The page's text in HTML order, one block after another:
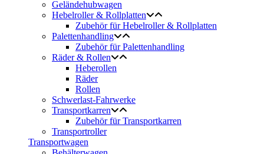
Geländehubwagen
Hebelroller & Rollplatten
Zubehör für Hebelroller & Rollplatten
Palettenhandling
Zubehör für Palettenhandling
Räder & Rollen
Heberollen
Räder
Rollen
Schwerlast-Fahrwerke
Transportkarren
Zubehör für Transportkarren
Transportroller
Transportwagen